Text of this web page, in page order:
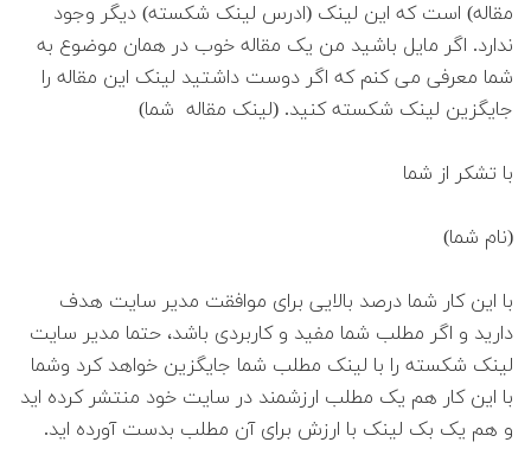
مقاله) است که این لینک (ادرس لینک شکسته) دیگر وجود
ندارد. اگر مایل باشید من یک مقاله خوب در همان موضوع به
شما معرفی می کنم که اگر دوست داشتید لینک این مقاله را
جایگزین لینک شکسته کنید. (لینک مقاله شما)
با تشکر از شما
(نام شما)
با این کار شما درصد بالایی برای موافقت مدیر سایت هدف
دارید و اگر مطلب شما مفید و کاربردی باشد، حتما مدیر سایت
لینک شکسته را با لینک مطلب شما جایگزین خواهد کرد وشما
با این کار هم یک مطلب ارزشمند در سایت خود منتشر کرده اید
و هم یک بک لینک با ارزش برای آن مطلب بدست آورده اید.